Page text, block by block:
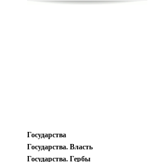
Государства
Государства. Власть
Государства. Гербы